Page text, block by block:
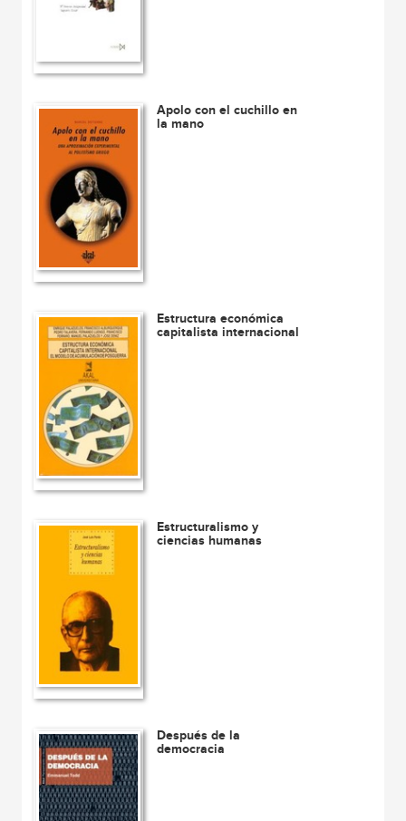
Apolo con el cuchillo en
la mano
Estructura económica
capitalista internacional
Estructuralismo y
ciencias humanas
Después de la
democracia